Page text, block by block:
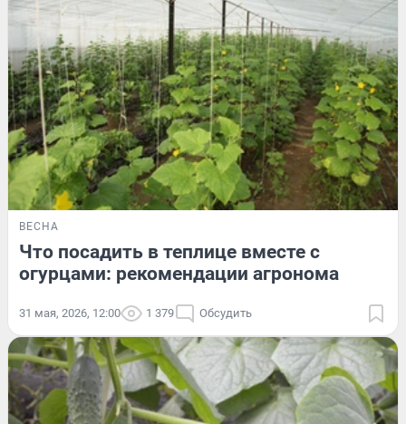
ВЕСНА
Что посадить в теплице вместе с
огурцами: рекомендации агронома
31 мая, 2026, 12:00 1 379 Обсудить